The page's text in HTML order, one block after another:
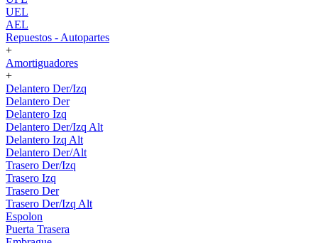
UEL
AEL
Repuestos - Autopartes
+
Amortiguadores
+
Delantero Der/Izq
Delantero Der
Delantero Izq
Delantero Der/Izq Alt
Delantero Izq Alt
Delantero Der/Alt
Trasero Der/Izq
Trasero Izq
Trasero Der
Trasero Der/Izq Alt
Espolon
Puerta Trasera